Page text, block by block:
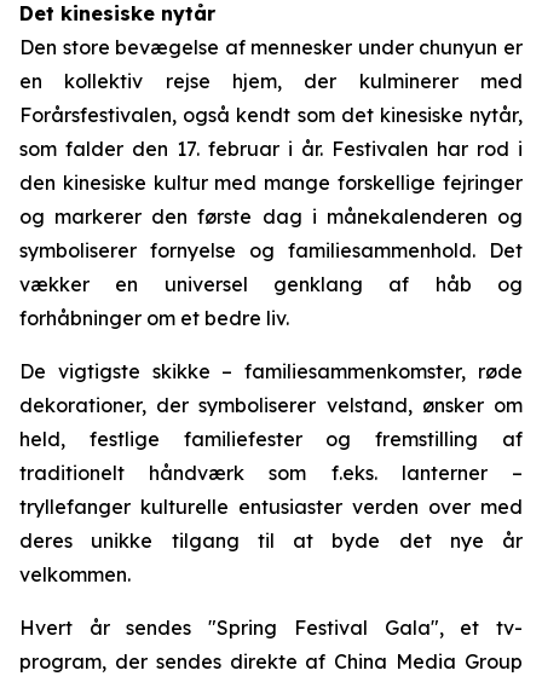
Det kinesiske nytår
Den store bevægelse af mennesker under chunyun er
en kollektiv rejse hjem, der kulminerer med
Forårsfestivalen, også kendt som det kinesiske nytår,
som falder den 17. februar i år. Festivalen har rod i
den kinesiske kultur med mange forskellige fejringer
og markerer den første dag i månekalenderen og
symboliserer fornyelse og familiesammenhold. Det
vækker en universel genklang af håb og
forhåbninger om et bedre liv.
De vigtigste skikke – familiesammenkomster, røde
dekorationer, der symboliserer velstand, ønsker om
held, festlige familiefester og fremstilling af
traditionelt håndværk som f.eks. lanterner –
tryllefanger kulturelle entusiaster verden over med
deres unikke tilgang til at byde det nye år
velkommen.
Hvert år sendes "Spring Festival Gala", et tv-
program, der sendes direkte af China Media Group